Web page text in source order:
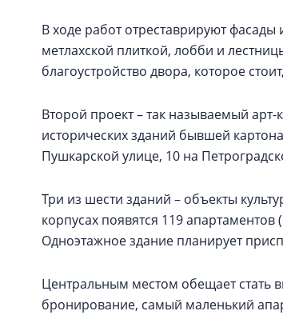
В ходе работ отреставрируют
метлахской плиткой, лобби и
благоустройство двора, которое
Второй проект – так называемый
исторических зданий бывшей
Пушкарской улице, 10 на
Три из шести зданий – объекты
корпусах появятся 119
Одноэтажное здание планирует
Центральным местом обещает стать
бронирование, самый маленький